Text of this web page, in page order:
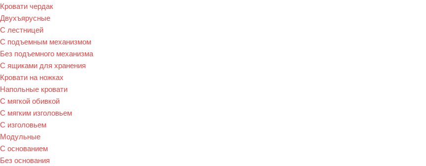
Кровати чердак
Двухъярусные
С лестницей
С подъемным механизмом
Без подъемного механизма
С ящиками для хранения
Кровати на ножках
Напольные кровати
С мягкой обивкой
С мягким изголовьем
С изголовьем
Модульные
С основанием
Без основания